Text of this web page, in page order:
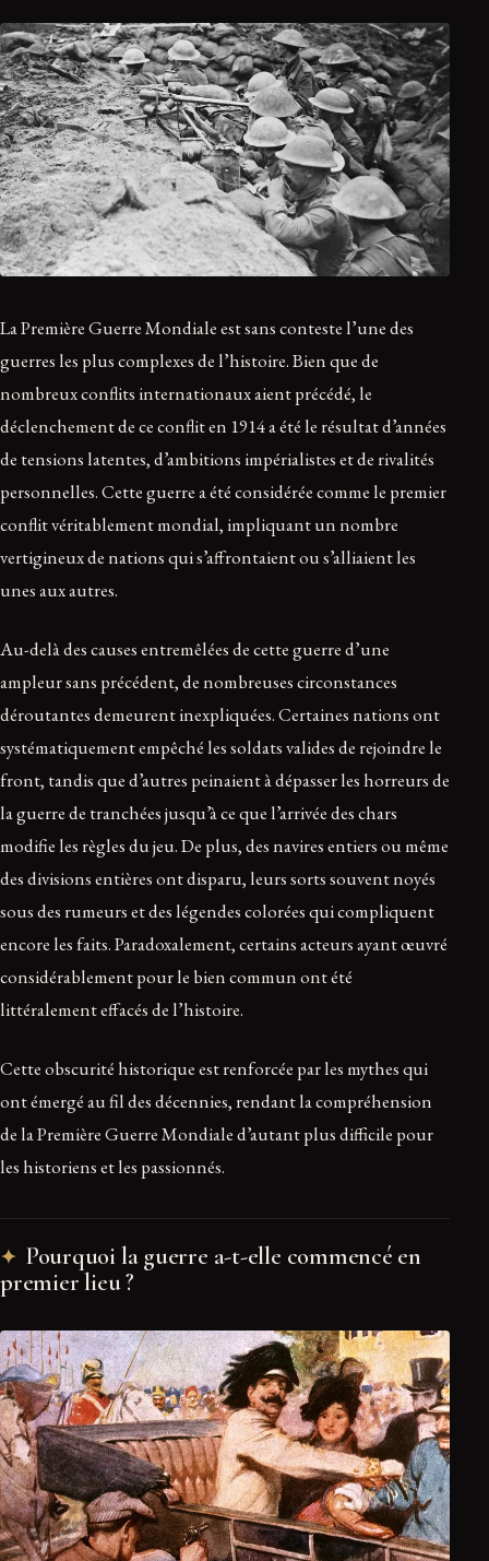
La Première Guerre Mondiale est sans conteste l’une des
guerres les plus complexes de l’histoire. Bien que de
nombreux conflits internationaux aient précédé, le
déclenchement de ce conflit en 1914 a été le résultat d’années
de tensions latentes, d’ambitions impérialistes et de rivalités
personnelles. Cette guerre a été considérée comme le premier
conflit véritablement mondial, impliquant un nombre
vertigineux de nations qui s’affrontaient ou s’alliaient les
unes aux autres.
Au-delà des causes entremêlées de cette guerre d’une
ampleur sans précédent, de nombreuses circonstances
déroutantes demeurent inexpliquées. Certaines nations ont
systématiquement empêché les soldats valides de rejoindre le
front, tandis que d’autres peinaient à dépasser les horreurs de
la guerre de tranchées jusqu’à ce que l’arrivée des chars
modifie les règles du jeu. De plus, des navires entiers ou même
des divisions entières ont disparu, leurs sorts souvent noyés
sous des rumeurs et des légendes colorées qui compliquent
encore les faits. Paradoxalement, certains acteurs ayant œuvré
considérablement pour le bien commun ont été
littéralement effacés de l’histoire.
Cette obscurité historique est renforcée par les mythes qui
ont émergé au fil des décennies, rendant la compréhension
de la Première Guerre Mondiale d’autant plus difficile pour
les historiens et les passionnés.
Pourquoi la guerre a-t-elle commencé en
premier lieu ?